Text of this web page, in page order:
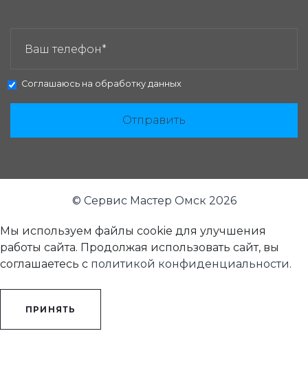
Соглашаюсь на обработку данных
Отправить
© Сервис Мастер Омск 2026
Мы используем файлы cookie для улучшения
работы сайта. Продолжая использовать сайт, вы
соглашаетесь с политикой конфиденциальности.
ПРИНЯТЬ